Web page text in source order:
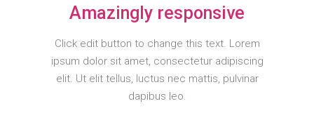
Amazingly responsive
Click edit button to change this text. Lorem
ipsum dolor sit amet, consectetur adipiscing
elit. Ut elit tellus, luctus nec mattis, pulvinar
dapibus leo.